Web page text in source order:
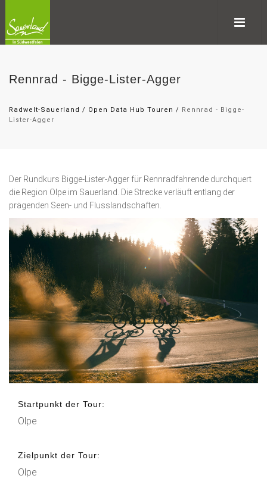
Rennrad - Bigge-Lister-Agger
Radwelt-Sauerland / Open Data Hub Touren / Rennrad - Bigge-
Lister-Agger
Der Rundkurs Bigge-Lister-Agger für Rennradfahrende durchquert
die Region Olpe im Sauerland. Die Strecke verläuft entlang der
prägenden Seen- und Flusslandschaften.
Startpunkt der Tour:
Olpe
Zielpunkt der Tour:
Olpe